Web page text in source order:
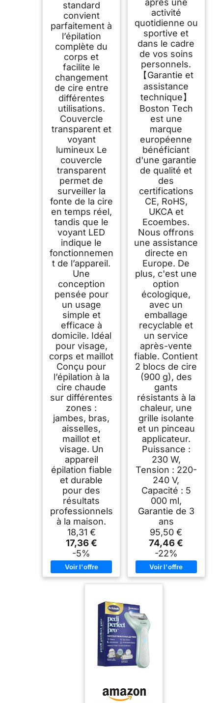
standard
convient
parfaitement à
l’épilation
complète du
corps et
facilite le
changement
de cire entre
différentes
utilisations.
Couvercle
transparent et
voyant
lumineux Le
couvercle
transparent
permet de
surveiller la
fonte de la cire
en temps réel,
tandis que le
voyant LED
indique le
fonctionnemen
t de l’appareil.
Une
conception
pensée pour
un usage
simple et
efficace à
domicile. Idéal
pour visage,
corps et maillot
Conçu pour
l’épilation à la
cire chaude
sur différentes
zones :
jambes, bras,
aisselles,
maillot et
visage. Un
appareil
épilation fiable
et durable
pour des
résultats
professionnels
à la maison.
18,31 €
17,36 €
-5%
après une
activité
quotidienne ou
sportive et
dans le cadre
de vos soins
personnels.
【Garantie et
assistance
technique】
Boston Tech
est une
marque
européenne
bénéficiant
d'une garantie
de qualité et
des
certifications
CE, RoHS,
UKCA et
Ecoembes.
Nous offrons
une assistance
directe en
Europe. De
plus, c'est une
option
écologique,
avec un
emballage
recyclable et
un service
après-vente
fiable. Contient
2 blocs de cire
(900 g), des
gants
résistants à la
chaleur, une
grille isolante
et un pinceau
applicateur.
Puissance :
230 W,
Tension : 220-
240 V,
Capacité : 5
000 ml,
Garantie de 3
ans
95,50 €
74,46 €
-22%